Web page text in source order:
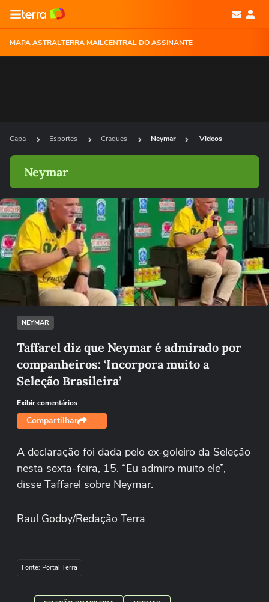
MAPA ASTRALTERRA MAILCENTRAL DO ASSINANTE
Capa Esportes Craques Neymar Videos
Neymar
Ops!
Não foi possível reproduzir o vídeo
Tentar novamente
NEYMAR
Taffarel diz que Neymar é admirado por
companheiros: ‘Incorpora muito a
Seleção Brasileira’
Exibir comentários
Compartilhar
A declaração foi dada pelo ex-goleiro da Seleção
nesta sexta-feira, 15. “Eu admiro muito ele”,
disse Taffarel sobre Neymar.
Raul Godoy/Redação Terra
Fonte: Portal Terra